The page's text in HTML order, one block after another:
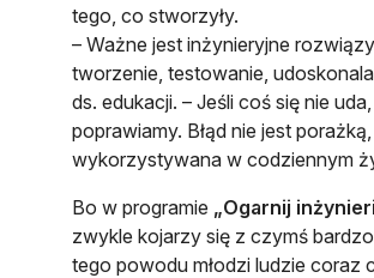
tego, co stworzyły.
– Ważne jest inżynieryjne
tworzenie, testowanie,
ds. edukacji. – Jeśli coś się nie
poprawiamy. Błąd nie jest
wykorzystywana w codziennym
Bo w programie „Ogarnij
zwykle kojarzy się z czymś
tego powodu młodzi ludzie coraz